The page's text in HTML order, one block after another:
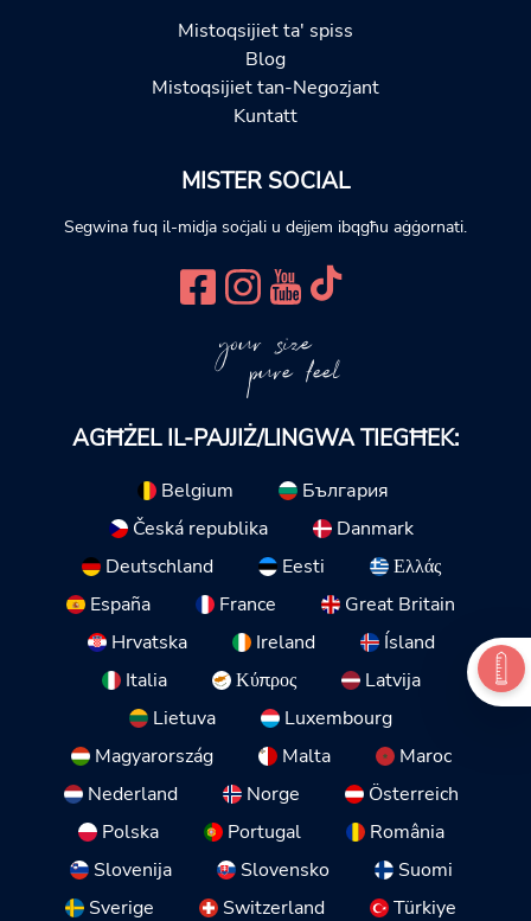
Mistoqsijiet ta' spiss
Blog
Mistoqsijiet tan-Negozjant
Kuntatt
MISTER SOCIAL
Segwina fuq il-midja soċjali u dejjem ibqgħu aġġornati.
your size
pure feel
AGĦŻEL IL-PAJJIŻ/LINGWA TIEGĦEK:
Belgium
България
Česká republika
Danmark
Deutschland
Eesti
Ελλάς
España
France
Great Britain
Hrvatska
Ireland
Ísland
Italia
Κύπρος
Latvija
Lietuva
Luxembourg
Magyarország
Malta
Maroc
Nederland
Norge
Österreich
Polska
Portugal
România
Slovenija
Slovensko
Suomi
Sverige
Switzerland Türkiye